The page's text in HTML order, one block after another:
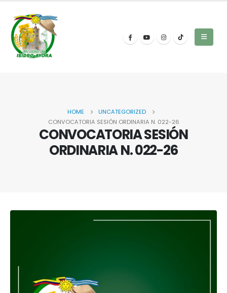
HOME
UNCATEGORIZED
CONVOCATORIA SESIÓN ORDINARIA N. 022-26
CONVOCATORIA SESIÓN
ORDINARIA N. 022-26